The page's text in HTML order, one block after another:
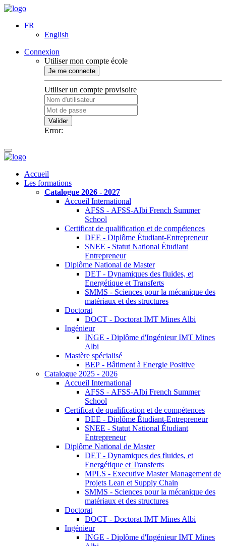
FR
English
Connexion
Utiliser mon compte école
Je me connecte
Utiliser un compte provisoire
Valider
Error:
Accueil
Les formations
Catalogue 2026 - 2027
Accueil International
AFSS - AFSS-Albi French Summer
School
Certificat de qualification et de compétences
DEE - Diplôme Étudiant-Entrepreneur
SNEE - Statut National Étudiant
Entrepreneur
Diplôme National de Master
DET - Dynamiques des fluides, et
Energétique et Transferts
SMMS - Sciences pour la mécanique des
matériaux et des structures
Doctorat
DOCT - Doctorat IMT Mines Albi
Ingénieur
INGE - Diplôme d'Ingénieur IMT Mines
Albi
Mastère spécialisé
BEP - Bâtiment à Energie Positive
Catalogue 2025 - 2026
Accueil International
AFSS - AFSS-Albi French Summer
School
Certificat de qualification et de compétences
DEE - Diplôme Étudiant-Entrepreneur
SNEE - Statut National Étudiant
Entrepreneur
Diplôme National de Master
DET - Dynamiques des fluides, et
Energétique et Transferts
MPLS - Executive Master Management de
Projets Lean et Supply Chain
SMMS - Sciences pour la mécanique des
matériaux et des structures
Doctorat
DOCT - Doctorat IMT Mines Albi
Ingénieur
INGE - Diplôme d'Ingénieur IMT Mines